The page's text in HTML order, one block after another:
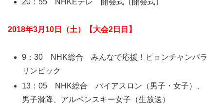
20：55 NHKEテレ 開会式（開会式）
2018年3月10日（土）【大会2日目】
9：30 NHK総合 みんなで応援！ピョンチャンパラ
リンピック
13：05 NHK総合 バイアスロン（男子・女子）、
男子滑降、アルペンスキー女子（生放送）